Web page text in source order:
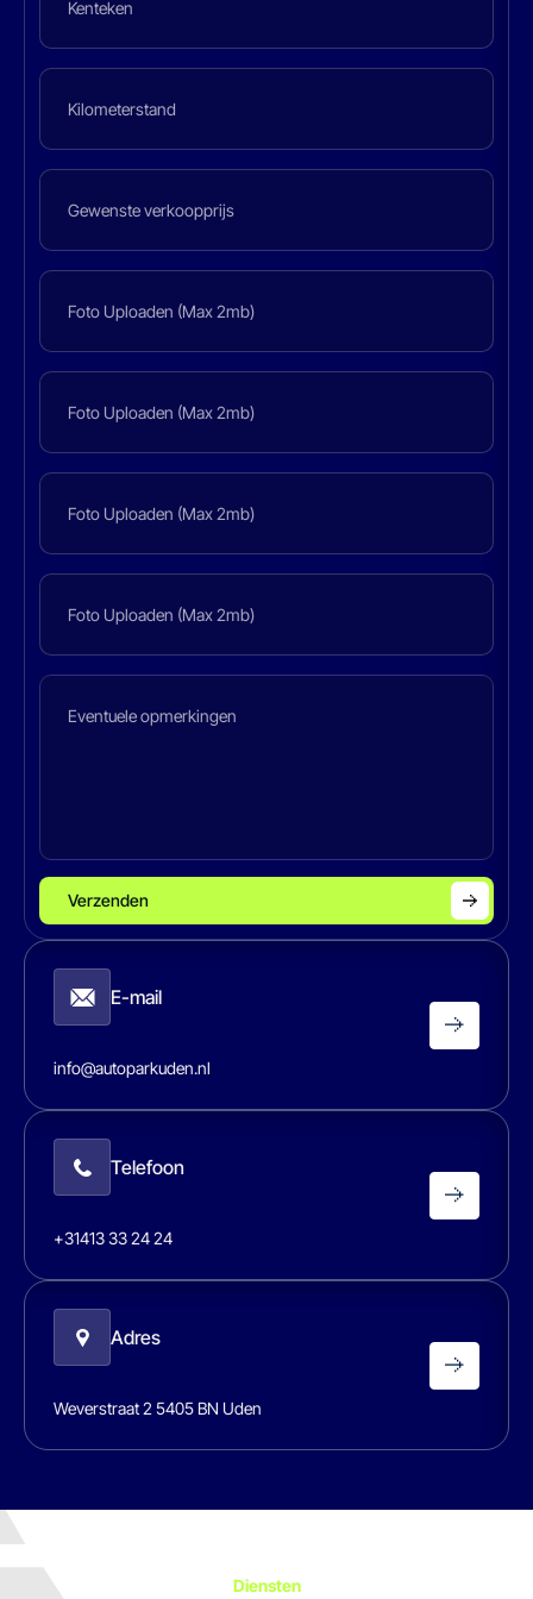
Foto Uploaden (Max 2mb)
Foto Uploaden (Max 2mb)
Foto Uploaden (Max 2mb)
Foto Uploaden (Max 2mb)
Verzenden
E-mail
info@autoparkuden.nl
Telefoon
+31413 33 24 24
Adres
Weverstraat 2 5405 BN Uden
Diensten